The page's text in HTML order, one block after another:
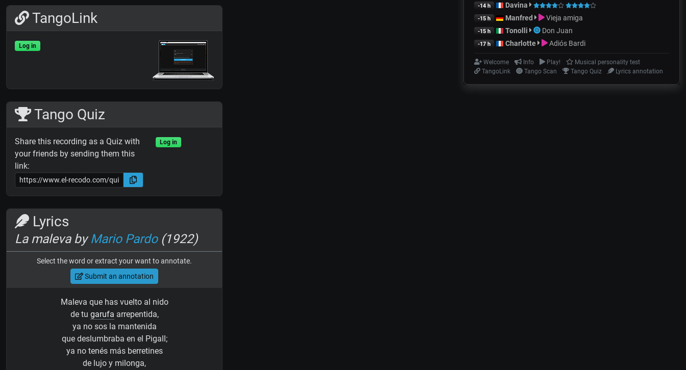
TangoLink
Log in
Tango Quiz
Share this recording as a Quiz with
your friends by sending them this
link:
Log in
Lyrics
La maleva byMario Pardo(1922)
Select the word or extract your want to annotate.
Submit an annotation
Maleva que has vuelto al nido
de tu garufa arrepentida,
ya no sos la mantenida
que deslumbraba en el Pigall;
ya no tenés más berretines
de lujo y milonga,
-14 h Davina
-15 h Manfred Vieja amiga
-15 h Tonolli Don Juan
-17 h Charlotte Adiós Bardi
Welcome Info Play!
Musical personality test
TangoLink
Tango Scan Tango Quiz Lyrics annotation